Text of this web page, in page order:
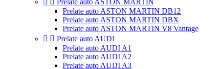
  Prelate auto ASTON MARTIN
Prelate auto ASTON MARTIN DB12
Prelate auto ASTON MARTIN DBX
Prelate auto ASTON MARTIN V8 Vantage
  Prelate auto AUDI
Prelate auto AUDI A1
Prelate auto AUDI A2
Prelate auto AUDI A3